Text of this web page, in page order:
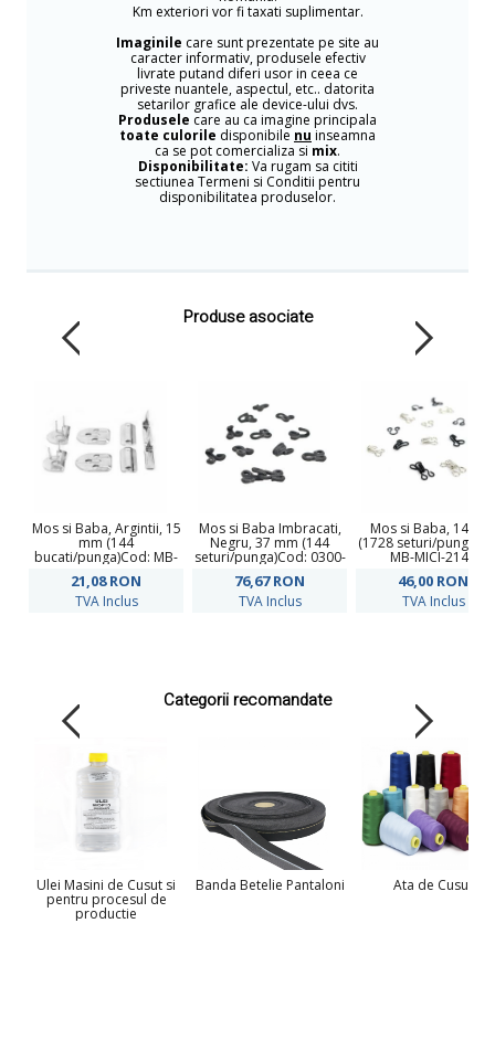
Km exteriori vor fi taxati suplimentar.
Imaginile care sunt prezentate pe site au
caracter informativ, produsele efectiv
livrate putand diferi usor in ceea ce
priveste nuantele, aspectul, etc.. datorita
setarilor grafice ale device-ului dvs.
Produsele care au ca imagine principala
toate culorile disponibile nu inseamna
ca se pot comercializa si mix.
Disponibilitate: Va rugam sa cititi
sectiunea Termeni si Conditii pentru
disponibilitatea produselor.
Produse asociate
Mos si Baba, Argintii, 15
mm (144
bucati/punga)Cod: MB-
21,08RON
TVA Inclus
Mos si Baba Imbracati,
Negru, 37 mm (144
seturi/punga)Cod: 0300-
76,67RON
TVA Inclus
Mos si Baba, 14 mm
(1728 seturi/
MB-MICI-2141
46,00 RON
TVA Inclus
Categorii recomandate
Ulei Masini de Cusut si
pentru procesul de
productie
Banda Betelie Pantaloni Ata de Cusut